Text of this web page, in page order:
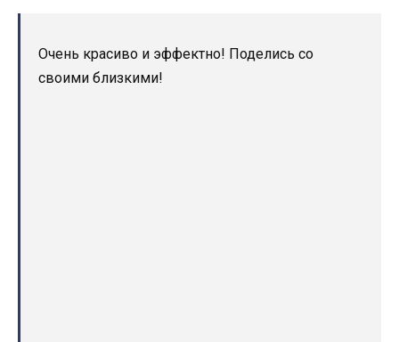
Очень красиво и эффектно! Поделись со
своими близкими!